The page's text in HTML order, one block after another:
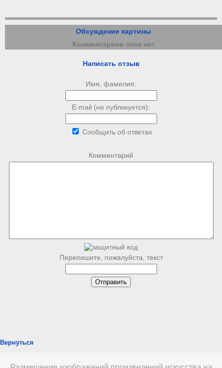
Обсуждение картины
Комментариев пока нет
Написать отзыв
Имя, фамилия:
E-mail (не публикуется):
Сообщить об ответах
Комментарий
Перепишите, пожалуйста, текст
Вернуться